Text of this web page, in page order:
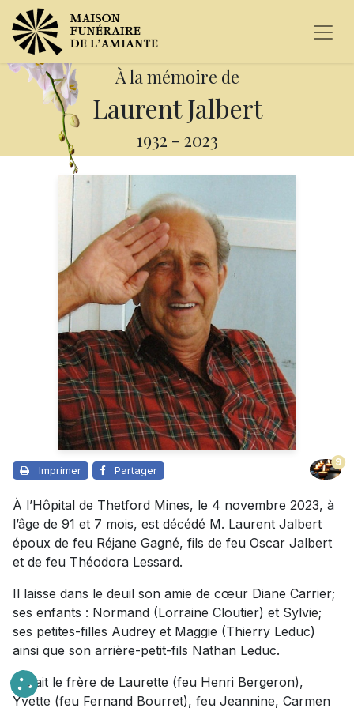
À la mémoire de
Laurent Jalbert
1932 - 2023
Imprimer Partager
9
À l’Hôpital de Thetford Mines, le 4 novembre 2023, à
l’âge de 91 et 7 mois, est décédé M. Laurent Jalbert
époux de feu Réjane Gagné, fils de feu Oscar Jalbert
et de feu Théodora Lessard.
Il laisse dans le deuil son amie de cœur Diane Carrier;
ses enfants : Normand (Lorraine Cloutier) et Sylvie;
ses petites-filles Audrey et Maggie (Thierry Leduc)
ainsi que son arrière-petit-fils Nathan Leduc.
Il était le frère de Laurette (feu Henri Bergeron),
Yvette (feu Fernand Bourret), feu Jeannine, Carmen